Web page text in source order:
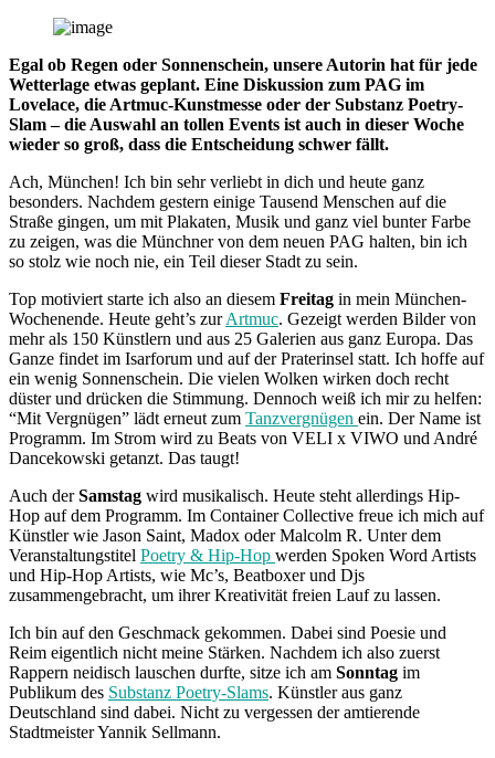
Egal ob Regen oder Sonnenschein, unsere Autorin hat für jede
Wetterlage etwas geplant. Eine Diskussion zum PAG im
Lovelace, die Artmuc-Kunstmesse oder der Substanz Poetry-
Slam – die Auswahl an tollen Events ist auch in dieser Woche
wieder so groß, dass die Entscheidung schwer fällt.
Ach, München! Ich bin sehr verliebt in dich und heute ganz
besonders. Nachdem gestern einige Tausend Menschen auf die
Straße gingen, um mit Plakaten, Musik und ganz viel bunter Farbe
zu zeigen, was die Münchner von dem neuen PAG halten, bin ich
so stolz wie noch nie, ein Teil dieser Stadt zu sein.
Top motiviert starte ich also an diesem Freitag in mein München-
Wochenende. Heute geht’s zurArtmuc. Gezeigt werden Bilder von
mehr als 150 Künstlern und aus 25 Galerien aus ganz Europa. Das
Ganze findet im Isarforum und auf der Praterinsel statt. Ich hoffe auf
ein wenig Sonnenschein. Die vielen Wolken wirken doch recht
düster und drücken die Stimmung. Dennoch weiß ich mir zu helfen:
“Mit Vergnügen” lädt erneut zum Tanzvergnügen ein. Der Name ist
Programm. Im Strom wird zu Beats von VELI x VIWO und André
Dancekowski getanzt. Das taugt!
Auch derSamstag wird musikalisch. Heute steht allerdings Hip-
Hop auf dem Programm. Im Container Collective freue ich mich auf
Künstler wie Jason Saint, Madox oder Malcolm R. Unter dem
Veranstaltungstitel Poetry & Hip-Hop werden Spoken Word Artists
und Hip-Hop Artists, wie Mc’s, Beatboxer und Djs
zusammengebracht, um ihrer Kreativität freien Lauf zu lassen.
Ich bin auf den Geschmack gekommen. Dabei sind Poesie und
Reim eigentlich nicht meine Stärken. Nachdem ich also zuerst
Rappern neidisch lauschen durfte, sitze ich am Sonntag im
Publikum des Substanz Poetry-Slams. Künstler aus ganz
Deutschland sind dabei. Nicht zu vergessen der amtierende
Stadtmeister Yannik Sellmann.